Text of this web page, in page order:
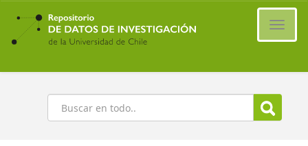
Ir
contenido
principal
Buscar